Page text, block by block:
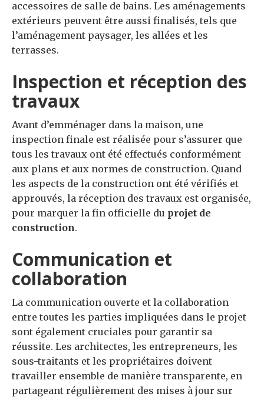
accessoires de salle de bains. Les aménagements
extérieurs peuvent être aussi finalisés, tels que
l’aménagement paysager, les allées et les
terrasses.
Inspection et réception des
travaux
Avant d’emménager dans la maison, une
inspection finale est réalisée pour s’assurer que
tous les travaux ont été effectués conformément
aux plans et aux normes de construction. Quand
les aspects de la construction ont été vérifiés et
approuvés, la réception des travaux est organisée,
pour marquer la fin officielle du projet de
construction.
Communication et
collaboration
La communication ouverte et la collaboration
entre toutes les parties impliquées dans le projet
sont également cruciales pour garantir sa
réussite. Les architectes, les entrepreneurs, les
sous-traitants et les propriétaires doivent
travailler ensemble de manière transparente, en
partageant régulièrement des mises à jour sur